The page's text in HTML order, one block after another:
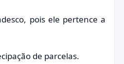
pois ele pertence a
de parcelas.